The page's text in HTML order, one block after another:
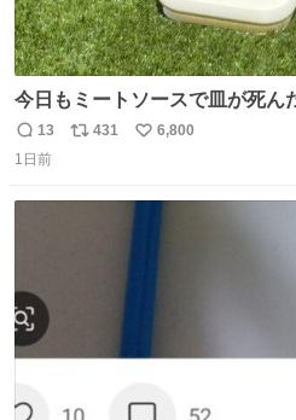
今日もミートソースで皿が死ん
ます🍝 ありがとう先人の知恵
返
信
13
リ
431
い
6,800
1日前